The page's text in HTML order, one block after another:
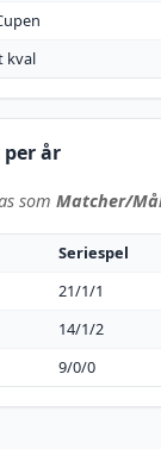
kval
år
som Matcher/
Seriespel
21/1/1
14/1/2
9/0/0